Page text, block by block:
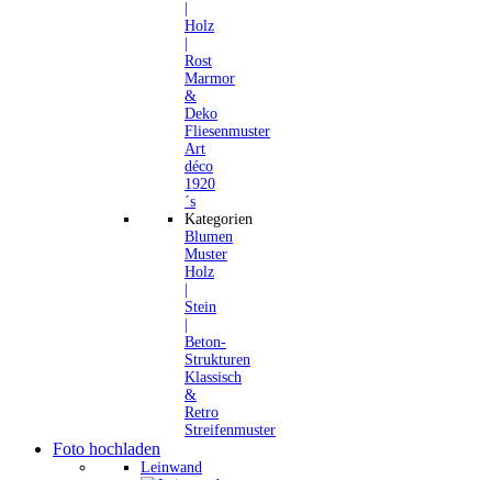
Holz
Rost
Marmor
&
Deko
Fliesenmuster
Art
déco
1920
´s
Kategorien
Blumen
Muster
Holz
Stein
Beton-
Strukturen
Klassisch
&
Retro
Streifenmuster
Foto hochladen
Leinwand